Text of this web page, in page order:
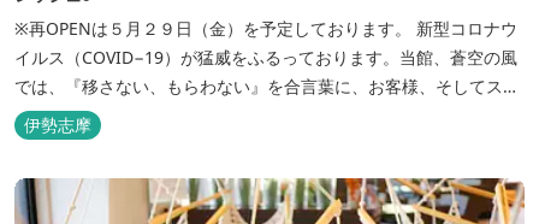
※再OPENは５月２９日（金）を予定しております。 新型コロナウ
イルス（COVID−19）が猛威をふるっております。当館、蒼空の風
では、『移さない、もらわない』を合言葉に、お客様、そしてスタ
ッフの感染リスクを最小限に抑えるために、館内設備、オペレーシ
ョンを見直し、徹底した管理を行います。 ※「３密・感染対策の見
える化」のため長文になっております。 《３密回避基本対策》
【密閉...
伊勢志摩